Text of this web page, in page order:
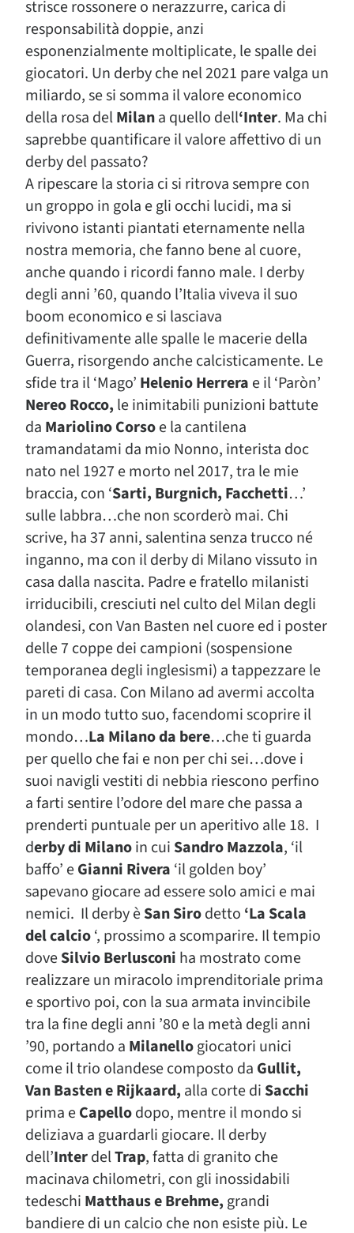
strisce rossonere o nerazzurre, carica di
responsabilità doppie, anzi
esponenzialmente moltiplicate, le spalle dei
giocatori. Un derby che nel 2021 pare valga un
miliardo, se si somma il valore economico
della rosa delMilana quello dell‘Inter. Ma chi
saprebbe quantificare il valore affettivo di un
derby del passato?
A ripescare la storia ci si ritrova sempre con
un groppo in gola e gli occhi lucidi, ma si
rivivono istanti piantati eternamente nella
nostra memoria, che fanno bene al cuore,
anche quando i ricordi fanno male. I derby
degli anni ’60, quando l’Italia viveva il suo
boom economico e si lasciava
definitivamente alle spalle le macerie della
Guerra, risorgendo anche calcisticamente. Le
sfide tra il ‘Mago’ Helenio Herrera e il ‘Paròn’
Nereo Rocco, le inimitabili punizioni battute
da Mariolino Corsoe la cantilena
tramandatami da mio Nonno, interista doc
nato nel 1927 e morto nel 2017, tra le mie
braccia, con ‘Sarti, Burgnich, Facchetti…’
sulle labbra…che non scorderò mai. Chi
scrive, ha 37 anni, salentina senza trucco né
inganno, ma con il derby di Milano vissuto in
casa dalla nascita. Padre e fratello milanisti
irriducibili, cresciuti nel culto del Milan degli
olandesi, con Van Basten nel cuore ed i poster
delle 7 coppe dei campioni (sospensione
temporanea degli inglesismi) a tappezzare le
pareti di casa. Con Milano ad avermi accolta
in un modo tutto suo, facendomi scoprire il
mondo…La Milano da bere…che ti guarda
per quello che fai e non per chi sei…dove i
suoi navigli vestiti di nebbia riescono perfino
a farti sentire l’odore del mare che passa a
prenderti puntuale per un aperitivo alle 18. I
derby di Milanoin cui Sandro Mazzola, ‘il
baffo’ eGianni Rivera ‘il golden boy’
sapevano giocare ad essere solo amici e mai
nemici. Il derby èSan Sirodetto ‘La Scala
del calcio‘, prossimo a scomparire. Il tempio
doveSilvio Berlusconi ha mostrato come
realizzare un miracolo imprenditoriale prima
e sportivo poi, con la sua armata invincibile
tra la fine degli anni ’80 e la metà degli anni
’90, portando a Milanellogiocatori unici
come il trio olandese composto da Gullit,
Van Basten e Rijkaard, alla corte di Sacchi
prima eCapellodopo, mentre il mondo si
deliziava a guardarli giocare. Il derby
dell’InterdelTrap, fatta di granito che
macinava chilometri, con gli inossidabili
tedeschi Matthaus e Brehme, grandi
bandiere di un calcio che non esiste più. Le